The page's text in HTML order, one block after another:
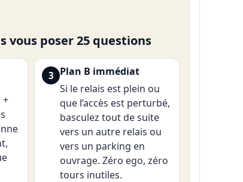
vous poser 25 questions
+
3 Plan B immédiat
Si le relais est plein ou
que l’accès est perturbé,
basculez tout de suite
vers un autre relais ou
vers un parking en
ouvrage. Zéro ego, zéro
tours inutiles.